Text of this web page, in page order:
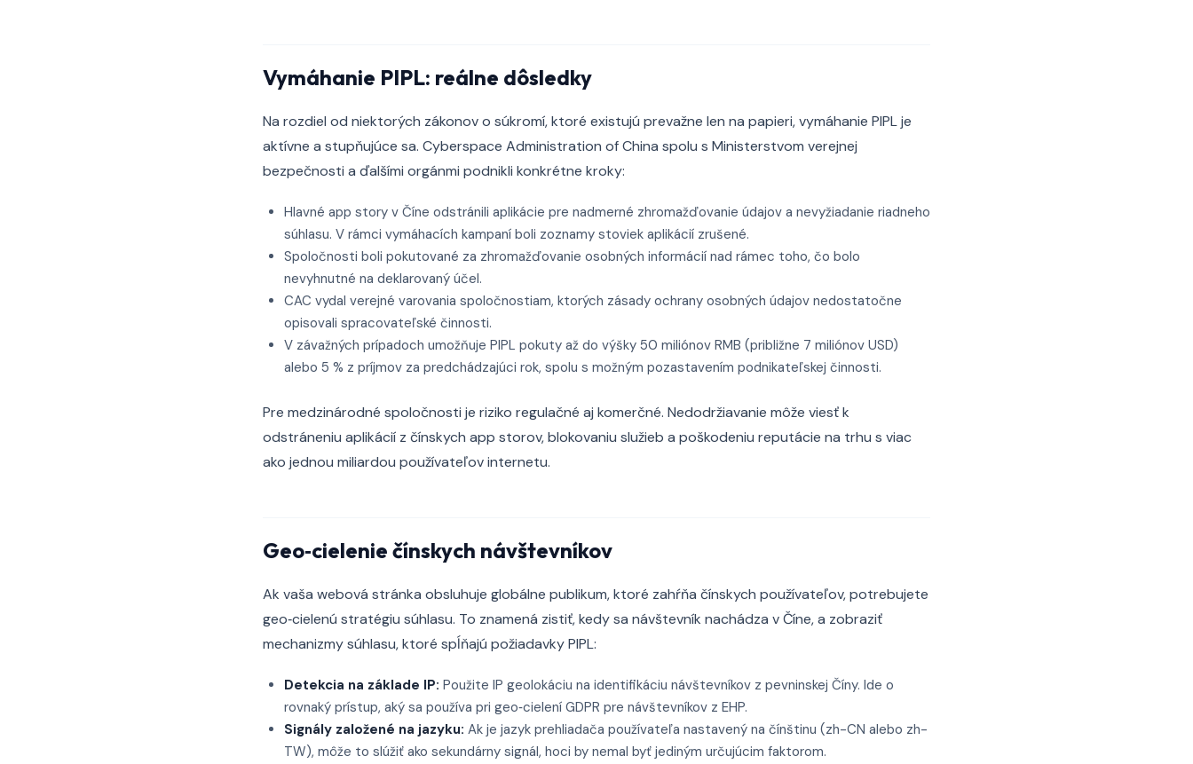
Vymáhanie PIPL: reálne dôsledky
Na rozdiel od niektorých zákonov o súkromí, ktoré existujú prevažne len na papieri, vymáhanie PIPL je
aktívne a stupňujúce sa. Cyberspace Administration of China spolu s Ministerstvom verejnej
bezpečnosti a ďalšími orgánmi podnikli konkrétne kroky:
Hlavné app story v Číne odstránili aplikácie pre nadmerné zhromažďovanie údajov a nevyžiadanie riadneho
súhlasu. V rámci vymáhacích kampaní boli zoznamy stoviek aplikácií zrušené.
Spoločnosti boli pokutované za zhromažďovanie osobných informácií nad rámec toho, čo bolo
nevyhnutné na deklarovaný účel.
CAC vydal verejné varovania spoločnostiam, ktorých zásady ochrany osobných údajov nedostatočne
opisovali spracovateľské činnosti.
V závažných prípadoch umožňuje PIPL pokuty až do výšky 50 miliónov RMB (približne 7 miliónov USD)
alebo 5 % z príjmov za predchádzajúci rok, spolu s možným pozastavením podnikateľskej činnosti.
Pre medzinárodné spoločnosti je riziko regulačné aj komerčné. Nedodržiavanie môže viesť k
odstráneniu aplikácií z čínskych app storov, blokovaniu služieb a poškodeniu reputácie na trhu s viac
ako jednou miliardou používateľov internetu.
Geo‑cielenie čínskych návštevníkov
Ak vaša webová stránka obsluhuje globálne publikum, ktoré zahŕňa čínskych používateľov, potrebujete
geo‑cielenú stratégiu súhlasu. To znamená zistiť, kedy sa návštevník nachádza v Číne, a zobraziť
mechanizmy súhlasu, ktoré spĺňajú požiadavky PIPL:
Detekcia na základe IP: Použite IP geolokáciu na identifikáciu návštevníkov z pevninskej Číny. Ide o
rovnaký prístup, aký sa používa pri geo‑cielení GDPR pre návštevníkov z EHP.
Signály založené na jazyku: Ak je jazyk prehliadača používateľa nastavený na čínštinu (zh-CN alebo zh-
TW), môže to slúžiť ako sekundárny signál, hoci by nemal byť jediným určujúcim faktorom.